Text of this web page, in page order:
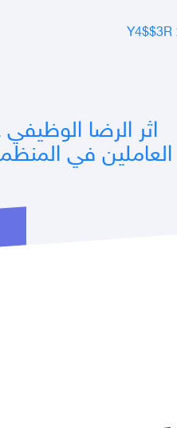
Y4$$3R
اثر الرضا
العاملين في